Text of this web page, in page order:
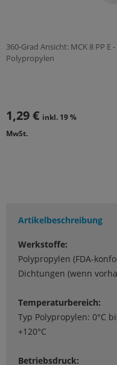
360-Grad Ansicht: MCK 8 PP
Polypropylen
1,29 € inkl. 19 %
MwSt.
Artikelbeschreibung
Werkstoffe:
Polypropylen (FDA-
Dichtungen (wenn
Temperaturbereich:
Typ Polypropylen: 0°C
+120°C
Betriebsdruck: